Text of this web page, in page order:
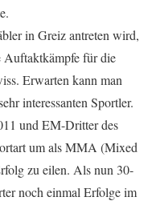
in Greiz antreten wird,
Auftaktkämpfe für die
Erwarten kann man
interessanten Sportler.
und EM-Dritter des
um als MMA (Mixed
zu eilen. Als nun 30-
noch einmal Erfolge im